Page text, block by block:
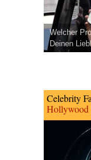
Welcher
Deinen
Celebrity
Hollywood